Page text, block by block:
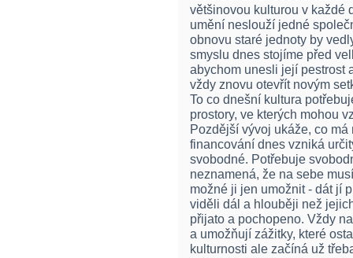
většinovou kulturou v každé
umění neslouží jedné
obnovu staré jednoty by
smyslu dnes stojíme před
abychom unesli její pestrost
vždy znovu otevřít novým
To co dnešní kultura
prostory, ve kterých mohou
Pozdější vývoj ukáže, co
financování dnes vzniká
svobodné. Potřebuje
neznamená, že na sebe
možné ji jen umožnit - dát jí
viděli dál a hlouběji než
přijato a pochopeno. Vždy
a umožňují zážitky, které
kulturnosti ale začíná už